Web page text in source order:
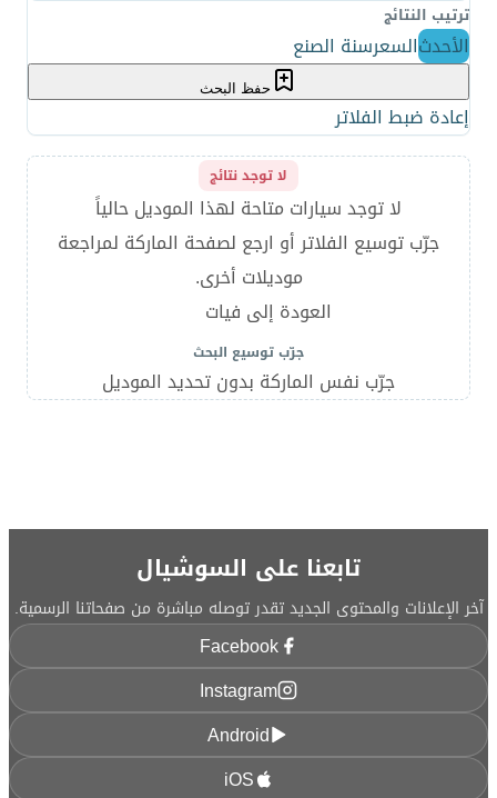
ترتيب النتائج
الأحدثالسعرسنة الصنع
حفظ البحث
إعادة ضبط الفلاتر
لا توجد نتائج
لا توجد سيارات متاحة لهذا الموديل حالياً
جرّب توسيع الفلاتر أو ارجع لصفحة الماركة لمراجعة
موديلات أخرى.
العودة إلى فيات
جرّب توسيع البحث
جرّب نفس الماركة بدون تحديد الموديل
تابعنا على السوشيال
آخر الإعلانات والمحتوى الجديد تقدر توصله مباشرة من صفحاتنا الرسمية.
Facebook
Instagram
Android
iOS